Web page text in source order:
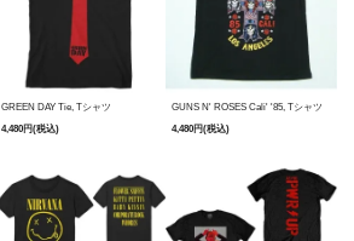
GREEN DAY Tie, Tシャツ
4,480円(税込)
GUNS N' ROSES Cali' '85, Tシャツ
4,480円(税込)